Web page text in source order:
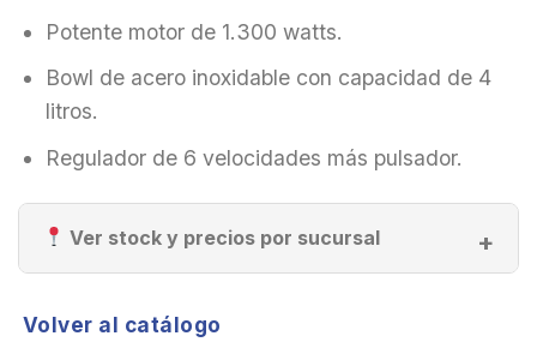
Potente motor de 1.300 watts.
Bowl de acero inoxidable con capacidad de 4
litros.
Regulador de 6 velocidades más pulsador.
Ver stock y precios por sucursal
Volver al catálogo